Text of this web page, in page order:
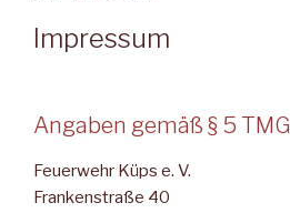
Impressum
Angaben gemäß § 5 TMG
Feuerwehr Küps e. V.
Frankenstraße 40